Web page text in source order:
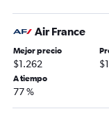
Air France
Mejor precio
$1.262
A tiempo
77 %